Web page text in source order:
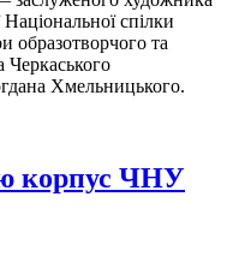
Національної спілки
образотворчого та
Черкаського
Хмельницького.
корпус ЧНУ